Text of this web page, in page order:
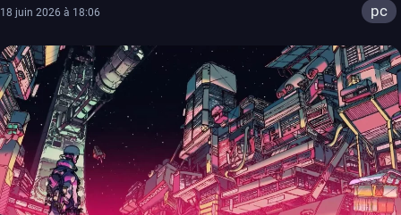
18 juin 2026 à 18:06 pc